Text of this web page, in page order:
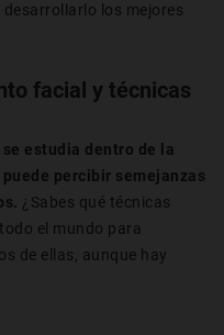
los mejores
facial y técnicas
estudia dentro de la
percibir semejanzas
¿Sabes qué técnicas
el mundo para
de ellas, aunque hay